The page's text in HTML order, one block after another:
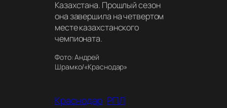
Казахстана. Прошлый сезон
она завершила на четвертом
месте казахстанского
чемпионата.
Фото: Андрей
Шрамко/«Краснодар»
Краснодар РПЛ